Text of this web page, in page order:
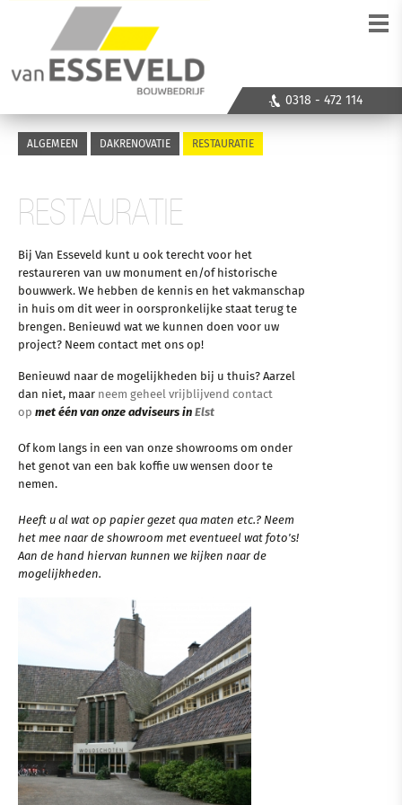
0318 - 472 114
ALGEMEEN DAKRENOVATIE RESTAURATIE
RESTAURATIE
Bij Van Esseveld kunt u ook terecht voor het
restaureren van uw monument en/of historische
bouwwerk. We hebben de kennis en het vakmanschap
in huis om dit weer in oorspronkelijke staat terug te
brengen. Benieuwd wat we kunnen doen voor uw
project? Neem contact met ons op!
Benieuwd naar de mogelijkheden bij u thuis? Aarzel
dan niet, maar neem geheel vrijblijvend contact
op met één van onze adviseurs in Elst
Of kom langs in een van onze showrooms om onder
het genot van een bak koffie uw wensen door te
nemen.
Heeft u al wat op papier gezet qua maten etc.? Neem
het mee naar de showroom met eventueel wat foto's!
Aan de hand hiervan kunnen we kijken naar de
mogelijkheden.